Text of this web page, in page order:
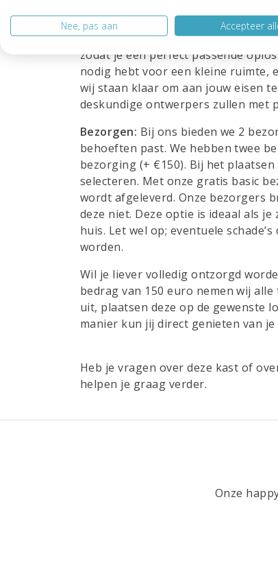
Maatwerk:
We begrijpen dat elk
behoeften voldoen. Daarom
zodat je een perfect passende
nodig hebt voor een kleine ruimte,
wij staan klaar om aan jouw eisen
deskundige ontwerpers zullen met
Bezorgen: Bij ons bieden we 2
behoeften past. We hebben twee
bezorging (+ €150). Bij het
selecteren. Met onze gratis basic
wordt afgeleverd. Onze bezorgers
deze niet. Deze optie is ideaal als
huis. Let wel op; eventuele
worden.
Wil je liever volledig ontzorgd
bedrag van 150 euro nemen wij
uit, plaatsen deze op de gewenste
manier kun jij direct genieten van
Heb je vragen over deze kast of
helpen je graag verder.
Onze
Nee, pas aan Accepteer